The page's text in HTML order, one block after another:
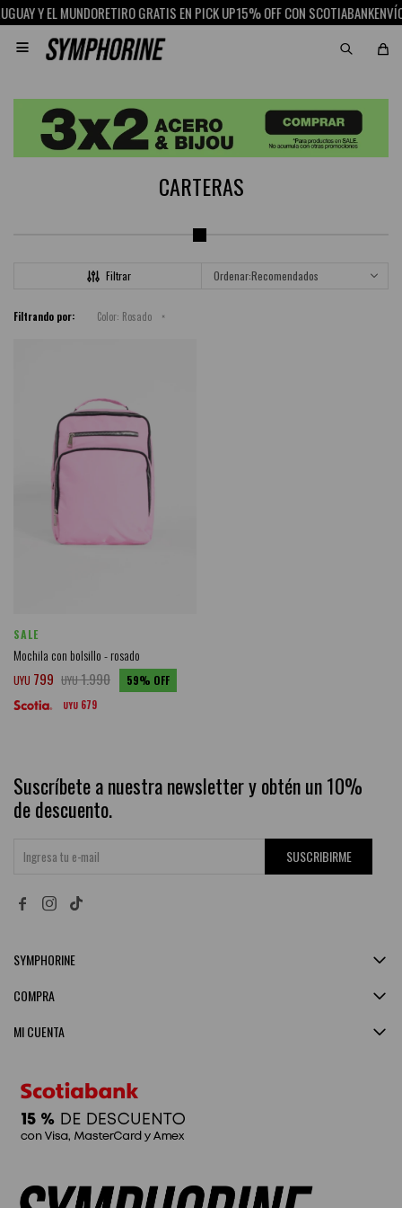
Y EL MUNDORETIRO GRATIS EN PICK UP15% OFF CON SCOTIABANK

CARTERAS
Recomendados
Filtrando por: Color: Rosado
SALE
Mochila con bolsillo - rosado
UYU 799 UYU1.990 59
UYU 679
Suscríbete a nuestra newsletter y obtén un 10%
de descuento.
SUSCRIBIRME
 
SYMPHORINE
MI CUENTA
COMPRA